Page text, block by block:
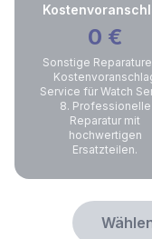
0 €
Sonstige
Service für Watch
8. Professionelle
Reparatur mit
hochwertigen
Ersatzteilen.